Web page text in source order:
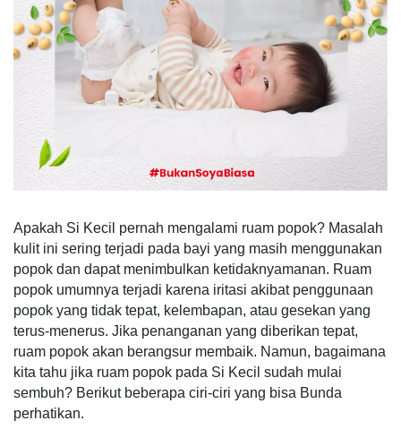
Apakah Si Kecil pernah mengalami ruam popok? Masalah
kulit ini sering terjadi pada bayi yang masih menggunakan
popok dan dapat menimbulkan ketidaknyamanan. Ruam
popok umumnya terjadi karena iritasi akibat penggunaan
popok yang tidak tepat, kelembapan, atau gesekan yang
terus-menerus. Jika penanganan yang diberikan tepat,
ruam popok akan berangsur membaik. Namun, bagaimana
kita tahu jika ruam popok pada Si Kecil sudah mulai
sembuh? Berikut beberapa ciri-ciri yang bisa Bunda
perhatikan.